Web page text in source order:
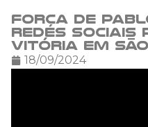
Força de
redes sociais
vitória em
18/09/2024